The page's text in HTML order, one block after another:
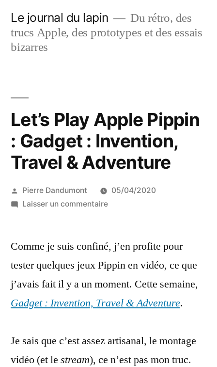
contenu
Le journal du lapin
Du rétro, des
trucs Apple, des prototypes et des essais
bizarres
Let’s Play Apple Pippin
: Gadget : Invention,
Travel & Adventure
Publié
par
Pierre Dandumont
05/04/2020
Laisser un commentairesur
Apple
:
Gadget
&
Comme je suis confiné, j’en profite pour
tester quelques jeux Pippin en vidéo, ce que
j’avais fait il y a un moment. Cette semaine,
Gadget : Invention, Travel & Adventure.
Je sais que c’est assez artisanal, le montage
vidéo (et le stream), ce n’est pas mon truc.